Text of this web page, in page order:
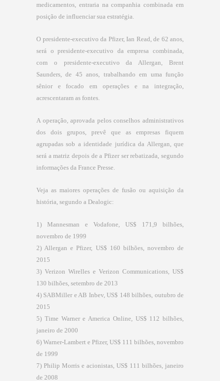
medicamentos, entraria na companhia combinada em
posição de influenciar sua estratégia.
O presidente-executivo da Pfizer, Ian Read, de 62 anos,
será o presidente-executivo da empresa combinada,
com o presidente-executivo da Allergan, Brent
Saunders, de 45 anos, trabalhando em uma função
sênior e focado em operações e na integração,
acrescentaram as fontes.
A operação, aprovada pelos conselhos administrativos
dos dois grupos, prevê que as empresas fiquem
agrupadas sob a identidade jurídica da Allergan, que
será a matriz depois de a Pfizer ser rebatizada, segundo
informações da France Presse.
Veja as maiores operações de fusão ou aquisição da
história, segundo a Dealogic:
1) Mannesman e Vodafone, US$ 171,9 bilhões,
novembro de 1999
2) Allergan e Pfizer, US$ 160 bilhões, novembro de
2015
3) Verizon Wirelles e Verizon Communications, US$
130 bilhões, setembro de 2013
4) SABMiller e AB Inbev, US$ 148 bilhões, outubro de
2015
5) Time Warner e America Online, US$ 112 bilhões,
janeiro de 2000
6) Warner-Lambert e Pfizer, US$ 111 bilhões, novembro
de 1999
7) Philip Morris e acionistas, US$ 111 bilhões, janeiro
de 2008